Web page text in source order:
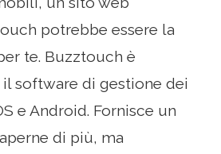
potrebbe essere la
te. Buzztouch è
software di gestione dei
e Android. Fornisce un
di più, ma